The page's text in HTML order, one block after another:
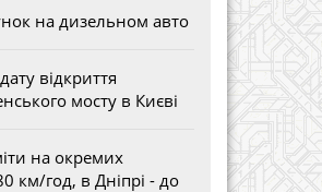
на дизельном авто
відкриття
мосту в Києві
на окремих
км/год, в Дніпрі - до